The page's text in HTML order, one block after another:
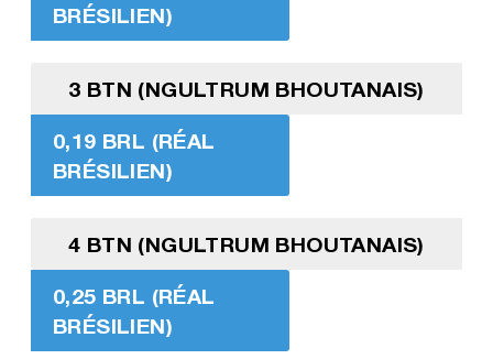
BRÉSILIEN)
3 BTN (NGULTRUM BHOUTANAIS)
0,19 BRL (RÉAL
BRÉSILIEN)
4 BTN (NGULTRUM BHOUTANAIS)
0,25 BRL (RÉAL
BRÉSILIEN)